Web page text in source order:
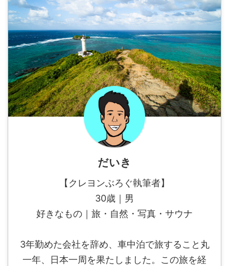
だいき
【クレヨンぶろぐ執筆者】
30歳｜男
好きなもの｜旅・自然・写真・サウナ
3年勤めた会社を辞め、車中泊で旅すること丸
一年、日本一周を果たしました。この旅を経